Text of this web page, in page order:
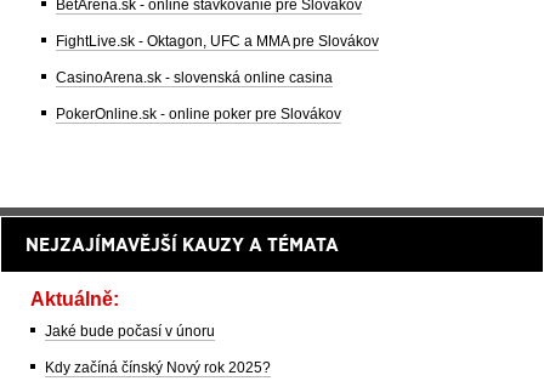
BetArena.sk - online stávkovanie pre Slovákov
FightLive.sk - Oktagon, UFC a MMA pre Slovákov
CasinoArena.sk - slovenská online casina
PokerOnline.sk - online poker pre Slovákov
NEJZAJÍMAVĚJŠÍ KAUZY A TÉMATA
Aktuálně:
Jaké bude počasí v únoru
Kdy začíná čínský Nový rok 2025?